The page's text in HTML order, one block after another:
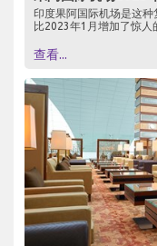
印度果阿国际机场是这
比2023年1月增加了惊人
查看...